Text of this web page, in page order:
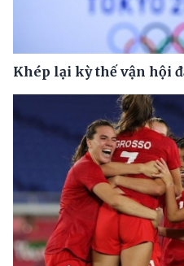
Khép lại kỳ thế vận hội